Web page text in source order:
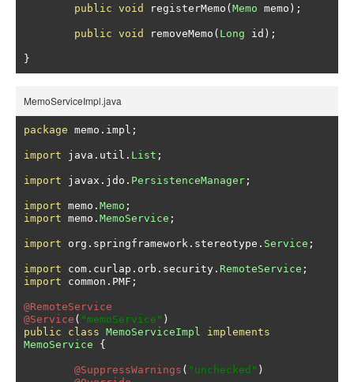
public void registerMemo (Memo memo );
public void removeMemo ( Long id );
}
MemoServiceImpl.java
package memo . impl ;
import java . util . List ;
import javax . jdo . PersistenceManager ;
import memo . Memo ;
import memo . MemoService ;
import org . springframework . stereotype . Service ;
import com . curlap . orb . security . RemoteService ;
import common . PMF ;
@RemoteService
@Service ( "memoService" )
public
class MemoServiceImpl
implements
MemoService
{
@SuppressWarnings ( "unchecked" )